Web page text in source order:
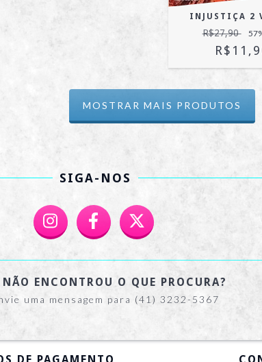
INJUSTIÇA 2
R$27,90 57
MOSTRAR MAIS PRODUTOS
SIGA-NOS
NÃO ENCONTROU O QUE PROCURA?
uma mensagem para (41) 3232-5367